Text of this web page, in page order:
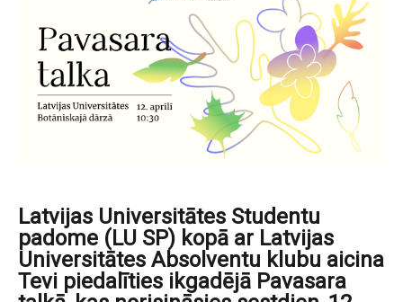
Latvijas Universitātes Studentu
padome (LU SP) kopā ar Latvijas
Universitātes Absolventu klubu aicina
Tevi piedalīties ikgadējā Pavasara